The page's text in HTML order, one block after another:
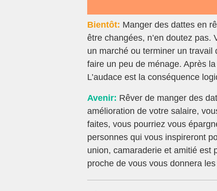
Bientôt: Manger des dattes en
être changées, n’en doutez
un marché ou terminer un
faire un peu de ménage. Après
L’audace est la conséquence
Avenir: Rêver de manger des
amélioration de votre salaire,
faites, vous pourriez vous
personnes qui vous inspireront
union, camaraderie et amitié est
proche de vous vous donnera